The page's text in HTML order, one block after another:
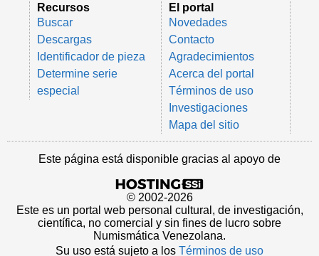
Recursos
Buscar
Descargas
Identificador de pieza
Determine serie
especial
El portal
Novedades
Contacto
Agradecimientos
Acerca del portal
Términos de uso
Investigaciones
Mapa del sitio
Este página está disponible gracias al apoyo de
© 2002-2026
Este es un portal web personal cultural, de investigación,
científica, no comercial y sin fines de lucro sobre
Numismática Venezolana.
Su uso está sujeto a los Términos de uso